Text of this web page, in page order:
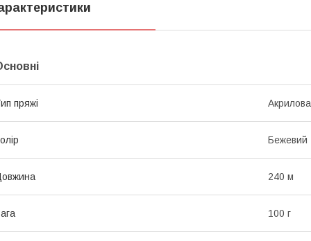
пряжі Акрилова
Бежевий
240 м
100 г